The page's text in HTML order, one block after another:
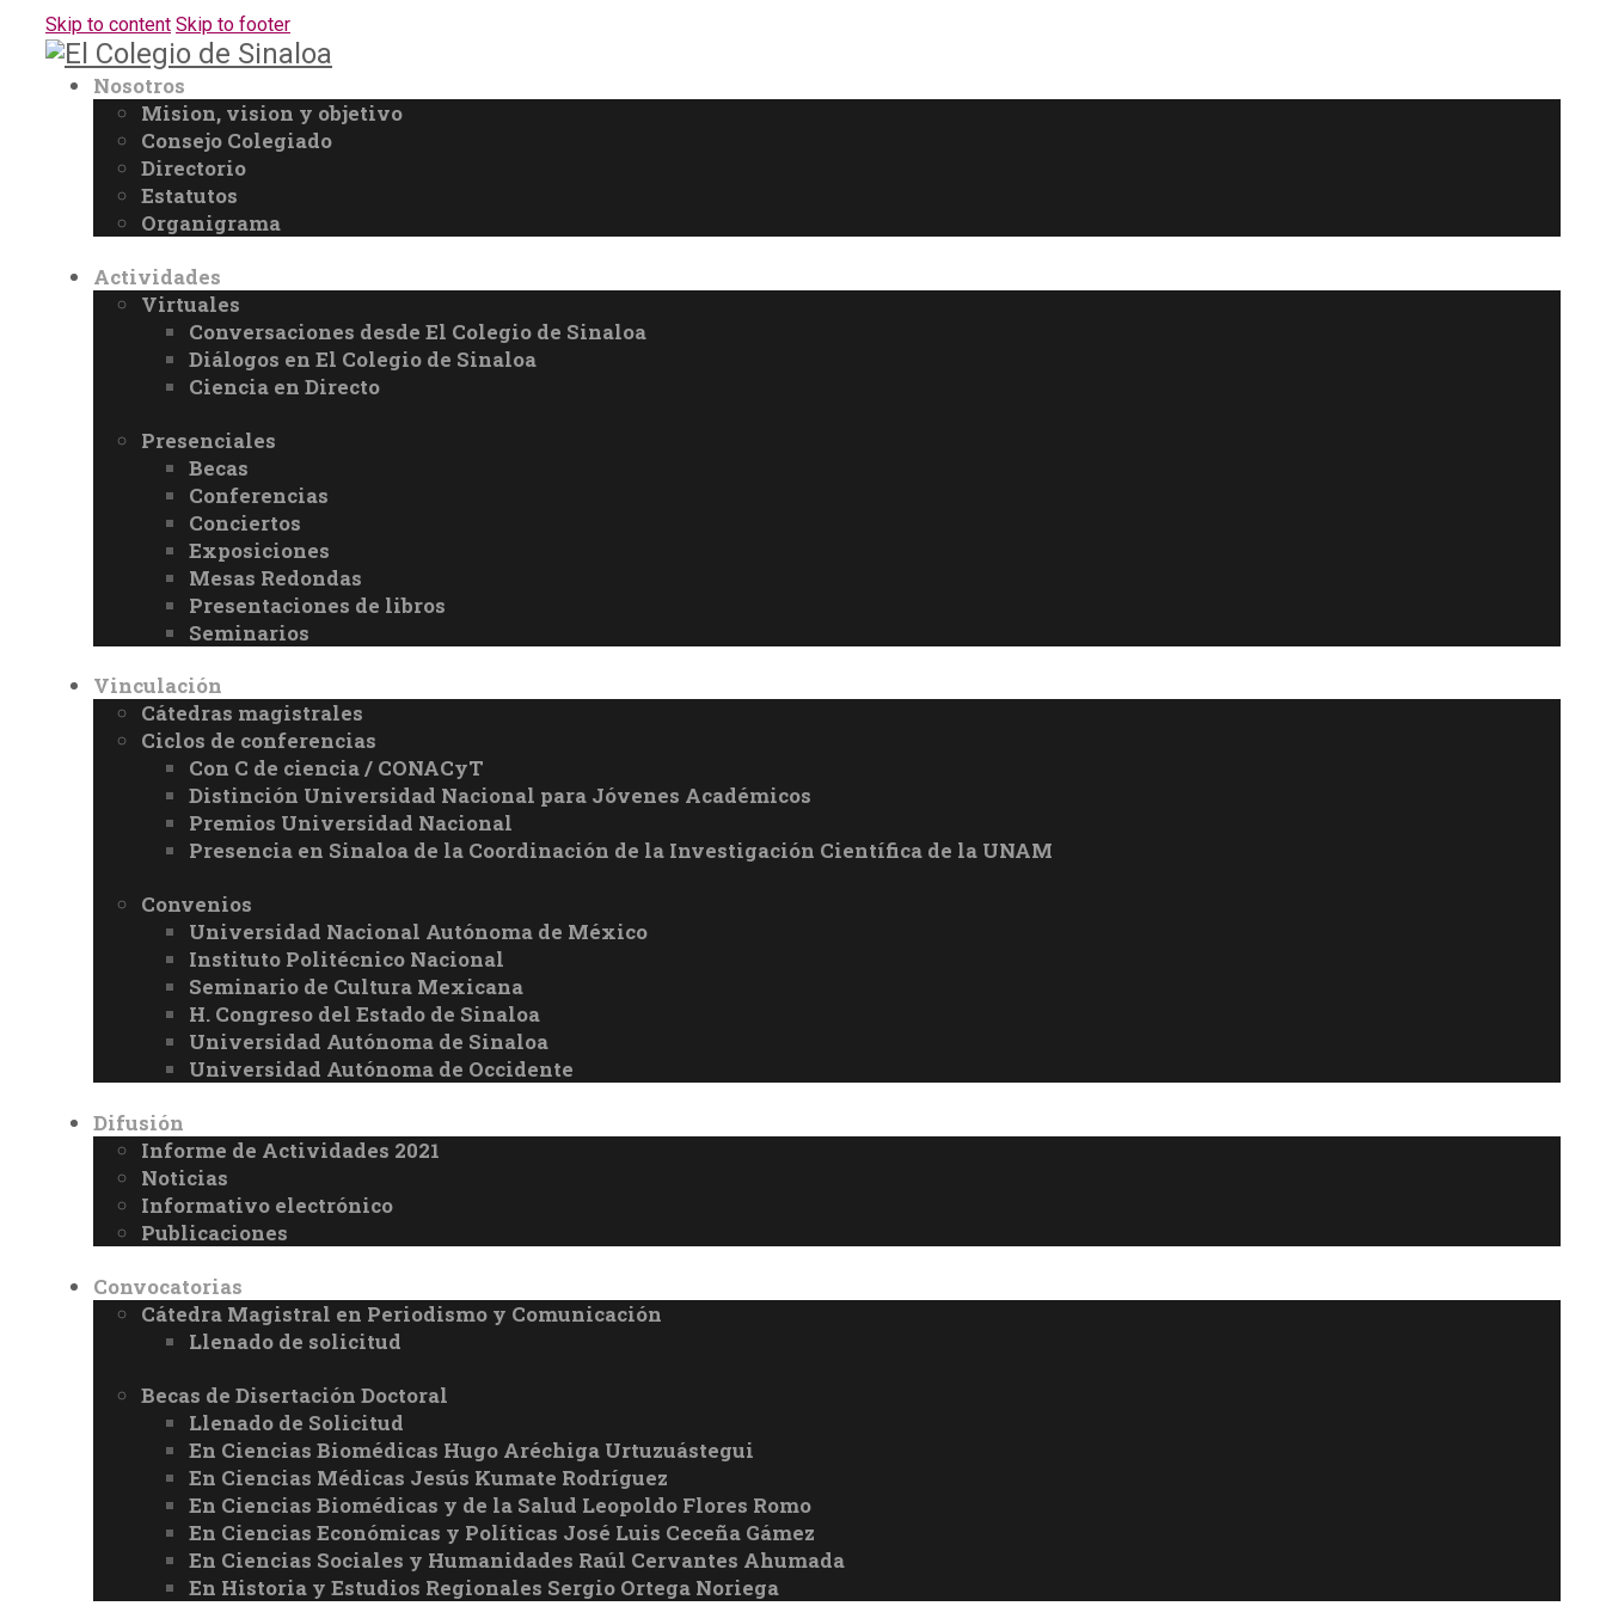
Skip to content Skip to footer
Nosotros
Mision, vision y objetivo
Consejo Colegiado
Directorio
Estatutos
Organigrama
Actividades
Virtuales
Conversaciones desde El Colegio de Sinaloa
Diálogos en El Colegio de Sinaloa
Ciencia en Directo
Presenciales
Becas
Conferencias
Conciertos
Exposiciones
Mesas Redondas
Presentaciones de libros
Seminarios
Vinculación
Cátedras magistrales
Ciclos de conferencias
Con C de ciencia / CONACyT
Distinción Universidad Nacional para Jóvenes Académicos
Premios Universidad Nacional
Presencia en Sinaloa de la Coordinación de la Investigación Científica de la UNAM
Convenios
Universidad Nacional Autónoma de México
Instituto Politécnico Nacional
Seminario de Cultura Mexicana
H. Congreso del Estado de Sinaloa
Universidad Autónoma de Sinaloa
Universidad Autónoma de Occidente
Difusión
Informe de Actividades 2021
Noticias
Informativo electrónico
Publicaciones
Convocatorias
Cátedra Magistral en Periodismo y Comunicación
Llenado de solicitud
Becas de Disertación Doctoral
Llenado de Solicitud
En Ciencias Biomédicas Hugo Aréchiga Urtuzuástegui
En Ciencias Médicas Jesús Kumate Rodríguez
En Ciencias Biomédicas y de la Salud Leopoldo Flores Romo
En Ciencias Económicas y Políticas José Luis Ceceña Gámez
En Ciencias Sociales y Humanidades Raúl Cervantes Ahumada
En Historia y Estudios Regionales Sergio Ortega Noriega